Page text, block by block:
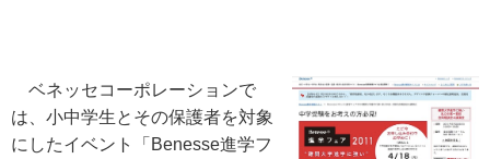
ベネッセコーポレーションで
は、小中学生とその保護者を対象
にしたイベント「Benesse進学フ